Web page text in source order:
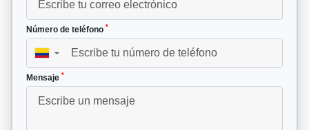
Número de teléfono *
▼
Mensaje *